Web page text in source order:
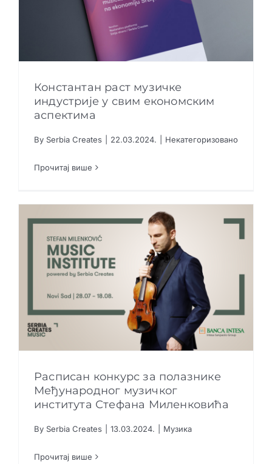
Константан раст музичке индустрије у свим
Константан раст музичке
индустрије у свим економским
аспектима
By Serbia Creates 22.03.2024. Некатегоризовано
Прочитај више
Међународног музичког института Стефана
Миленковића
Расписан конкурс за полазнике
Међународног музичког
института Стефана Миленковића
By Serbia Creates 13.03.2024. Музика
Прочитај више